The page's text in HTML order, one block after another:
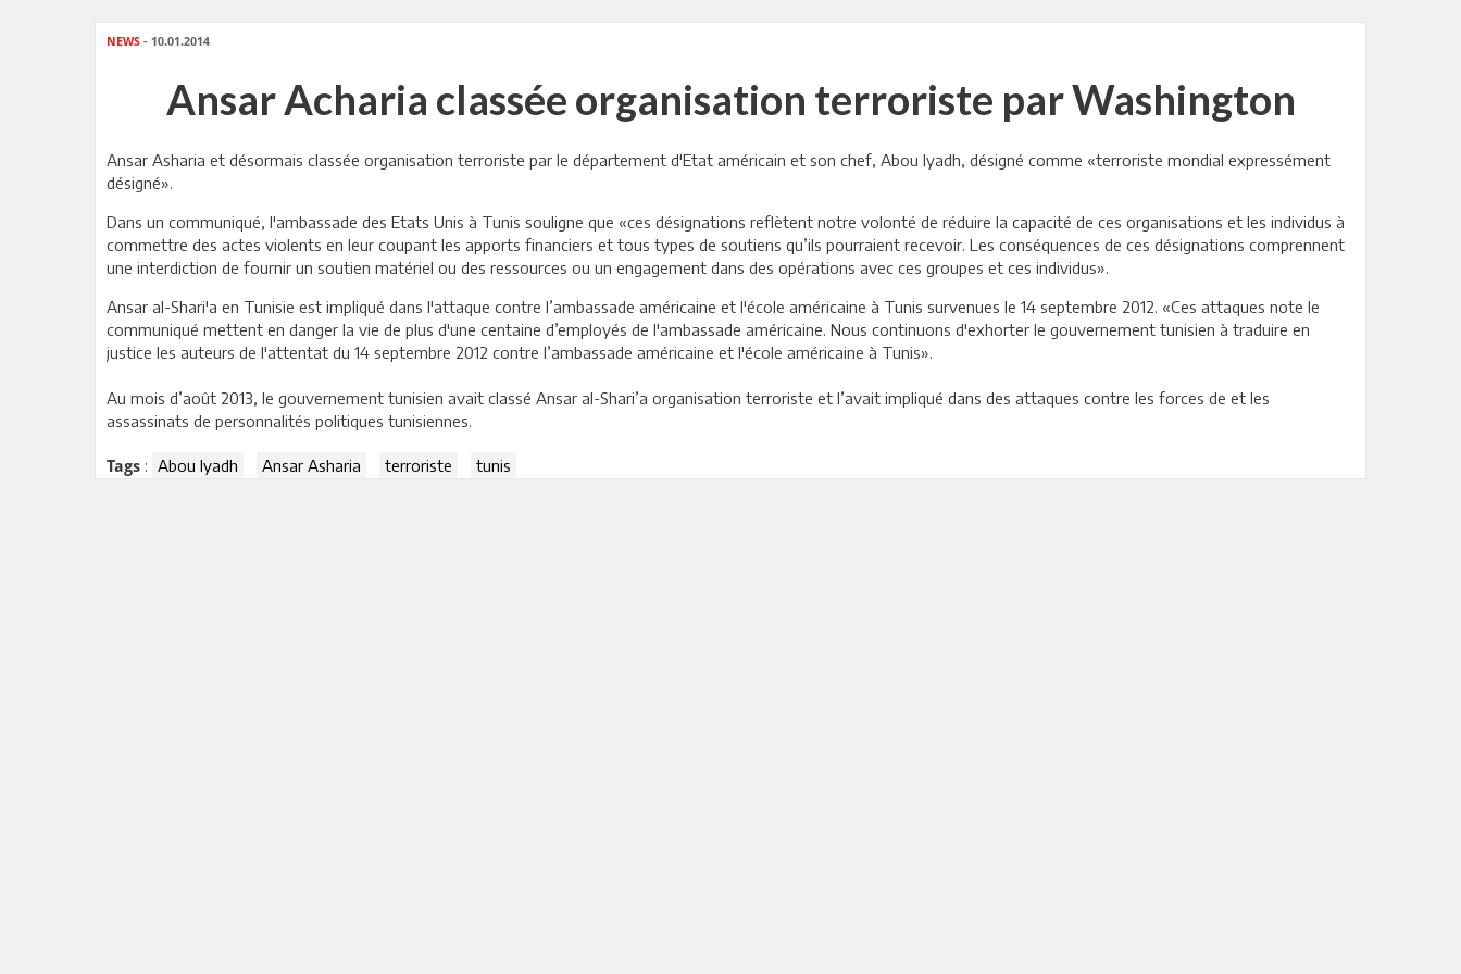
NEWS - 10.01.2014
Ansar Acharia classée organisation terroriste par Washington
Ansar Asharia et désormais classée organisation terroriste par le département d'Etat américain et son chef, Abou Iyadh, désigné comme «terroriste mondial expressément
désigné».
Dans un communiqué, l'ambassade des Etats Unis à Tunis souligne que «ces désignations reflètent notre volonté de réduire la capacité de ces organisations et les individus à
commettre des actes violents en leur coupant les apports financiers et tous types de soutiens qu’ils pourraient recevoir. Les conséquences de ces désignations comprennent
une interdiction de fournir un soutien matériel ou des ressources ou un engagement dans des opérations avec ces groupes et ces individus».
Ansar al-Shari'a en Tunisie est impliqué dans l'attaque contre l’ambassade américaine et l'école américaine à Tunis survenues le 14 septembre 2012. «Ces attaques note le
communiqué mettent en danger la vie de plus d'une centaine d’employés de l'ambassade américaine. Nous continuons d'exhorter le gouvernement tunisien à traduire en
justice les auteurs de l'attentat du 14 septembre 2012 contre l’ambassade américaine et l'école américaine à Tunis».
Au mois d’août 2013, le gouvernement tunisien avait classé Ansar al-Shari’a organisation terroriste et l’avait impliqué dans des attaques contre les forces de et les
assassinats de personnalités politiques tunisiennes.
Tags : Abou Iyadh Ansar Asharia terroriste tunis